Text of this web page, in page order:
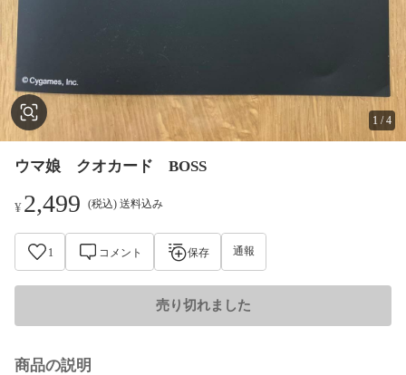
1 /4
ウマ娘 クオカード BOSS
¥2,499 (税込) 送料込み
1 コメント 保存 通報
売り切れました
商品の説明